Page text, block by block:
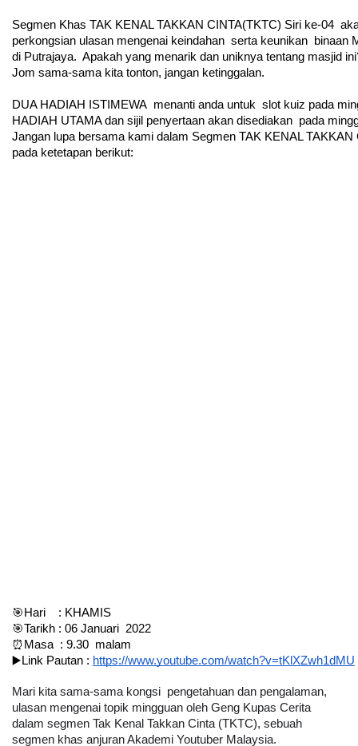
Segmen Khas TAK KENAL TAKKAN CINTA(TKTC) Siri ke-04
perkongsian ulasan mengenai keindahan  serta keunikan
di Putrajaya.  Apakah yang menarik dan uniknya tentang masjid
Jom sama-sama kita tonton, jangan ketinggalan.
DUA HADIAH ISTIMEWA  menanti anda untuk  slot kuiz pada
HADIAH UTAMA dan sijil penyertaan akan disediakan  pada
Jangan lupa bersama kami dalam Segmen TAK KENAL
pada ketetapan berikut:
🎯Hari    : KHAMIS
🎯Tarikh : 06 Januari  2022
⏰Masa  : 9.30  malam
▶️Link Pautan : https://www.youtube.com/watch?v=tKlXZwh1dMU
Mari kita sama-sama kongsi  pengetahuan dan pengalaman,
ulasan mengenai topik mingguan oleh Geng Kupas Cerita
dalam segmen Tak Kenal Takkan Cinta (TKTC), sebuah
segmen khas anjuran Akademi Youtuber Malaysia.